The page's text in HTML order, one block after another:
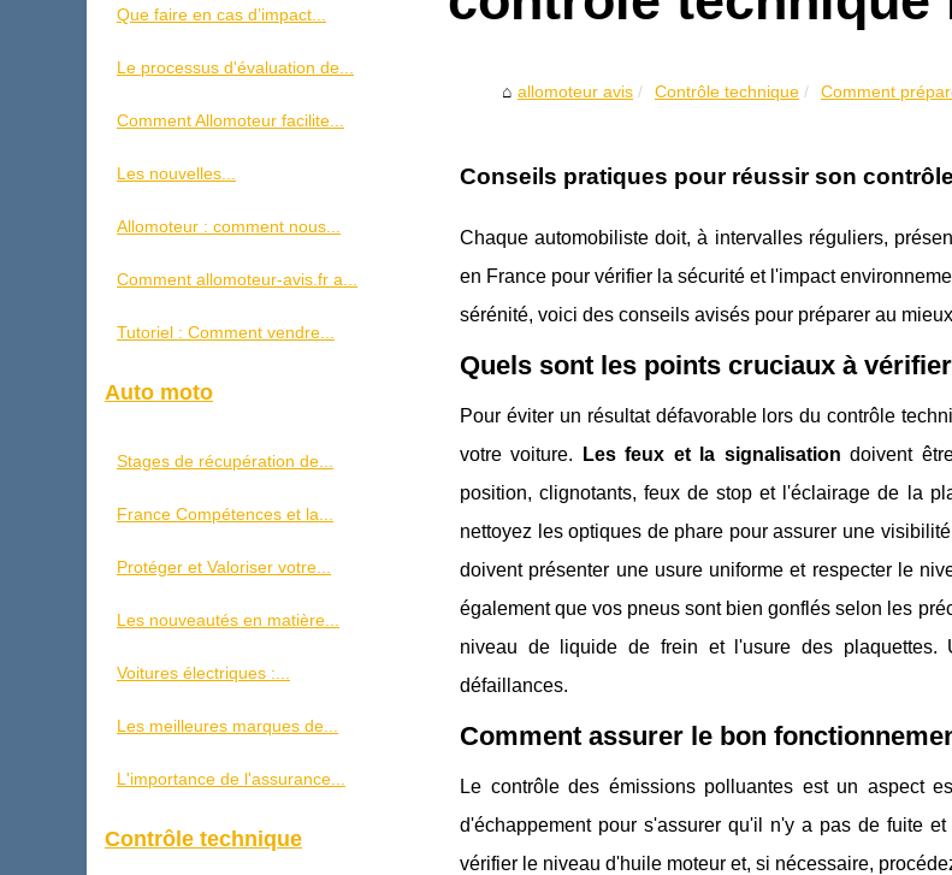
allomoteur avis Contrôle technique Comment
Conseils pratiques pour réussir son
Chaque automobiliste doit, à intervalles réguliers,
en France pour vérifier la sécurité et l'impact
sérénité, voici des conseils avisés pour préparer au
Quels sont les points cruciaux à
Pour éviter un résultat défavorable lors du contrôle
votre voiture.
Les feux et la signalisation doivent
position, clignotants, feux de stop et l'éclairage de la
nettoyez les optiques de phare pour assurer une
doivent présenter une usure uniforme et respecter le
également que vos pneus sont bien gonflés selon les
niveau de liquide de frein et l'usure des plaquettes.
défaillances.
Comment assurer le bon
Le contrôle des émissions polluantes est un aspect
d'échappement pour s'assurer qu'il n'y a pas de fuite
vérifier le niveau d'huile moteur et, si nécessaire,
Que faire en cas d’impact...
Le processus d'évaluation de...
Comment Allomoteur facilite...
Les nouvelles...
Allomoteur : comment nous...
Comment allomoteur-avis.fr a...
Tutoriel : Comment vendre...
Auto moto
Stages de récupération de...
France Compétences et la...
Protéger et Valoriser votre...
Les nouveautés en matière...
Voitures électriques :...
Les meilleures marques de...
L'importance de l'assurance...
Contrôle technique